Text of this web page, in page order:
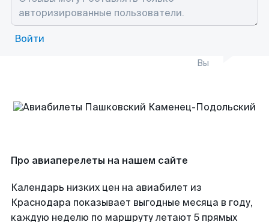
Войти
Вы
Про авиаперелеты на нашем сайте
Календарь низких цен на авиабилет из
Краснодара показывает выгодные месяца в году,
каждую неделю по маршруту летают 5 прямых